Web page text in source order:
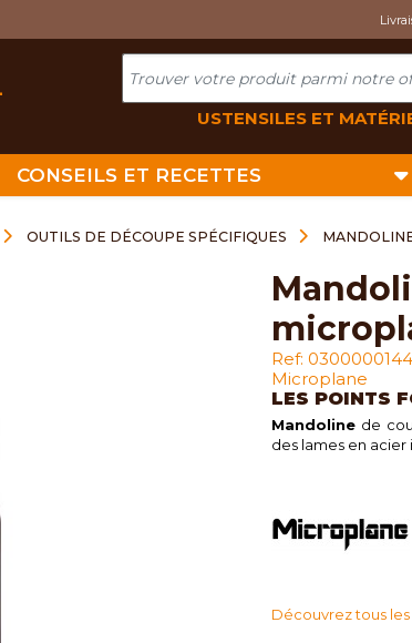
USTENSILES ET
CONSEILS ET RECETTES
OUTILS DE DÉCOUPE SPÉCIFIQUES
mandoline gourmet
Ref: 0300000144
Microplane
LES POINTS
Mandoline de
des lames en
Découvrez tous